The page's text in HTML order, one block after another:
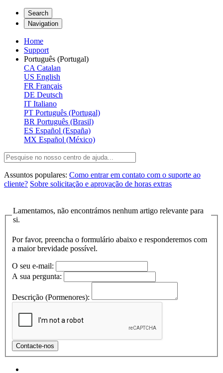
Search
Navigation
Home
Support
Português (Portugal)
CA Catalan
US English
FR Français
DE Deutsch
IT Italiano
PT Português (Portugal)
BR Português (Brasil)
ES Español (España)
MX Español (México)
Assuntos populares: Como entrar em contato com o suporte ao
cliente? Sobre solicitação e aprovação de horas extras
Lamentamos, não encontrámos nenhum artigo relevante para
si.
Por favor, preencha o formulário abaixo e responderemos com
a maior brevidade possível.
O seu e-mail:
A sua pergunta:
Descrição (Pormenores):